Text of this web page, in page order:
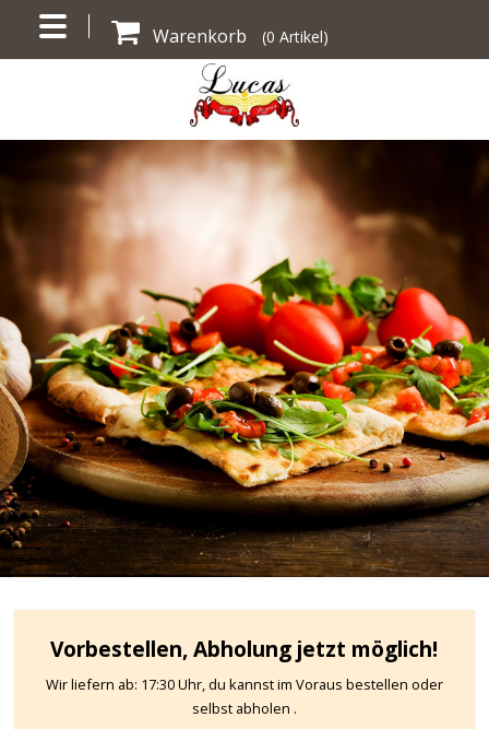
Warenkorb (0 Artikel)
Vorbestellen, Abholung jetzt möglich!
Wir liefern ab: 17:30 Uhr, du kannst im Voraus bestellen oder
selbst abholen .